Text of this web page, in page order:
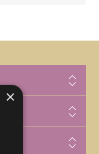
×